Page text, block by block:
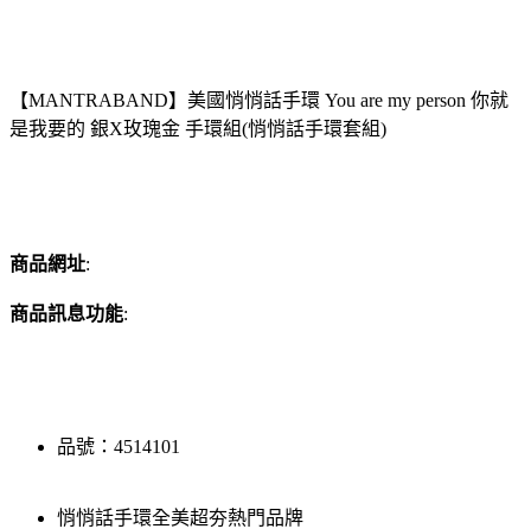
【MANTRABAND】美國悄悄話手環 You are my person 你就
是我要的 銀X玫瑰金 手環組(悄悄話手環套組)
商品網址:
商品訊息功能:
品號：4514101
悄悄話手環全美超夯熱門品牌